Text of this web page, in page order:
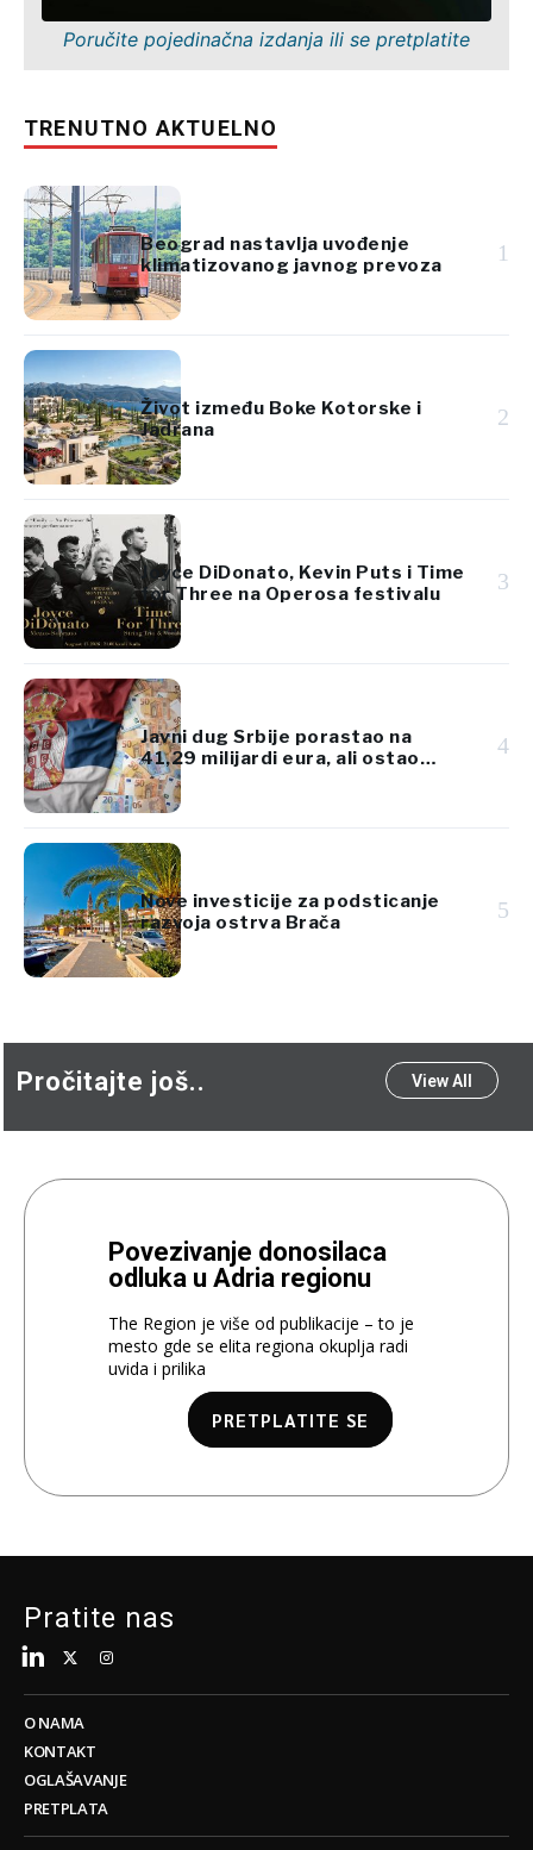
Poručite pojedinačna izdanja ili se pretplatite
TRENUTNO AKTUELNO
Beograd nastavlja uvođenje
klimatizovanog javnog prevoza
1
Život između Boke Kotorske i
Jadrana
2
Joyce DiDonato, Kevin Puts i Time
for Three na Operosa festivalu
3
Javni dug Srbije porastao na
41,29 milijardi eura, ali ostao
ispod 45% BDP-a
4
Nove investicije za podsticanje
razvoja ostrva Brača
5
Pročitajte još.. View All
Povezivanje donosilaca
odluka u Adria regionu
The Region je više od publikacije – to je
mesto gde se elita regiona okuplja radi
uvida i prilika
PRETPLATITE SE
Pratite nas
O NAMA
KONTAKT
OGLAŠAVANJE
PRETPLATA